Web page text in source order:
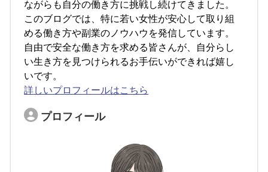
ながらも自分の働き方に挑戦し続けてきました。
このブログでは、特に若い女性が安心して取り組
める働き方や副業のノウハウを発信しています。
自由で安全な働き方を求める皆さんが、自分らし
い生き方を見つけられるお手伝いができれば嬉し
いです。
詳しいプロフィールはこちら
プロフィール